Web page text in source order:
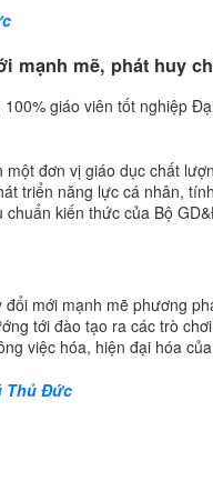
mạnh mẽ, phát huy
giáo viên tốt nghiệp
đơn vị giáo dục chất
triển năng lực cá nhân,
kiến thức của Bộ
mới mạnh mẽ phương
tới đào tạo ra các trò
việc hóa, hiện đại hóa
Thủ Đức